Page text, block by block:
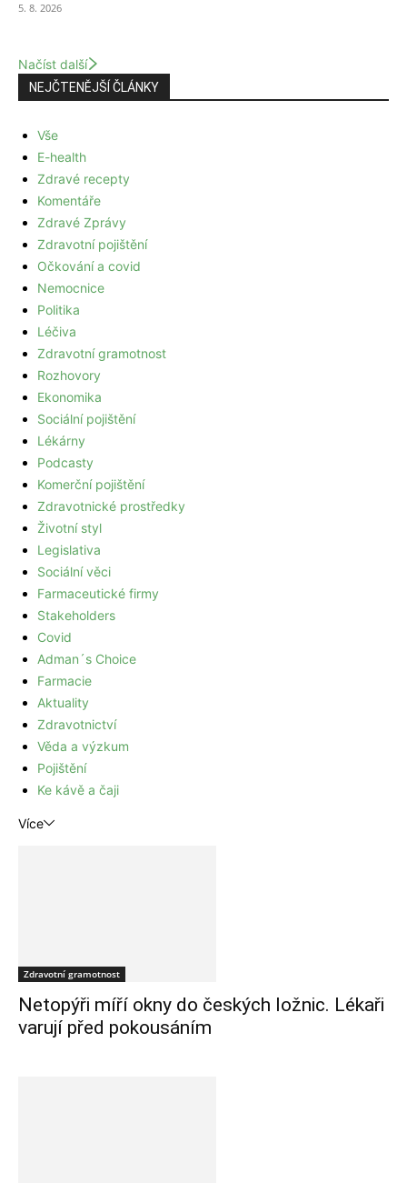
5. 8. 2026
Načíst další
NEJČTENĚJŠÍ ČLÁNKY
Vše
E-health
Zdravé recepty
Komentáře
Zdravé Zprávy
Zdravotní pojištění
Očkování a covid
Nemocnice
Politika
Léčiva
Zdravotní gramotnost
Rozhovory
Ekonomika
Sociální pojištění
Lékárny
Podcasty
Komerční pojištění
Zdravotnické prostředky
Životní styl
Legislativa
Sociální věci
Farmaceutické firmy
Stakeholders
Covid
Adman´s Choice
Farmacie
Aktuality
Zdravotnictví
Věda a výzkum
Pojištění
Ke kávě a čaji
Více
Zdravotní gramotnost
Netopýři míří okny do českých ložnic. Lékaři
varují před pokousáním